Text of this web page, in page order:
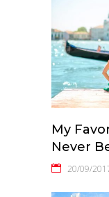
My
Never
20/09/